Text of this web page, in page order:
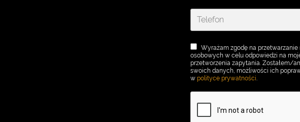
Wyrażam zgodę na
osobowych w celu odpowiedzi na
przetworzenia zapytania. Zostałem/
swoich danych, możliwości ich
w polityce prywatności.